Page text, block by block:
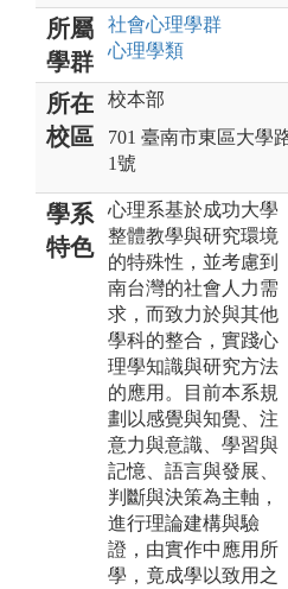
所屬
學群
社會心理學群
心理學類
所在
校區
校本部
701 臺南市東區大學
1號
學系
特色
心理系基於成功大學
整體教學與研究環境
的特殊性，並考慮到
南台灣的社會人力需
求，而致力於與其他
學科的整合，實踐心
理學知識與研究方法
的應用。目前本系規
劃以感覺與知覺、注
意力與意識、學習與
記憶、語言與發展、
判斷與決策為主軸，
進行理論建構與驗
證，由實作中應用所
學，竟成學以致用之